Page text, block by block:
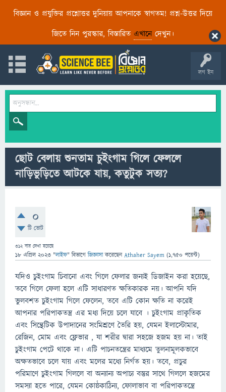
বিজ্ঞান ও প্রযুক্তির প্রশ্নোত্তর দুনিয়ায় আপনাকে স্বাগতম! প্রশ্ন-উত্তর দিয়ে
জিতে নিন পুরস্কার, বিস্তারিত এখানেদেখুন।
লগ ইন
ছোট বেলায় শুনতাম চুইংগাম গিলে ফেললে
নাড়িভুড়িতে আটকে যায়, কতুটুক সত্য?
0
টি ভোট
312বার দেখা হয়েছে
18 এপ্রিল 2023 "লাইফ" বিভাগে জিজ্ঞাসাকরেছেনAthaher Sayem (1,750 পয়েন্ট)
যদিও চুইংগাম চিবানো এবং গিলে ফেলার জন্যই ডিজাইন করা হয়েছে,
তবে গিলে ফেলা হলে এটি সাধারণত ক্ষতিকারক নয়। আপনি যদি
ভুলবশত চুইংগাম গিলে ফেলেন, তবে এটি কোন ক্ষতি না করেই
আপনার পরিপাকতন্ত্র এর মধ্য দিয়ে চলে যাবে । চুইংগাম প্রাকৃতিক
এবং সিন্থেটিক উপাদানের সংমিশ্রণে তৈরি হয়, যেমন ইলাস্টোমার,
রেজিন, মোম এবং ফ্লেভার , যা শরীর দ্বারা সহজে হজম হয় না। তাই
চুইংগাম পেটে থাকে না। এটি পাচনতন্ত্রের মাধ্যমে তুলনামূলকভাবে
অক্ষতভাবে চলে যায় এবং মলের মধ্যে নির্গত হয়। তবে, প্রচুর
পরিমাণে চুইংগাম গিললে বা অন্যান্য অপাচ্য বস্তুর সাথে গিললে হজমের
সমস্যা হতে পারে, যেমন কোষ্ঠকাঠিন্য, ফোলাভাব বা পরিপাকতন্ত্রে